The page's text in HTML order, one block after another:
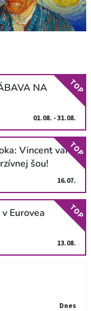
NA
01.08. - 31.08.
TOP
Vincent van
šou!
16.07.
TOP
v Eurovea
13.08.
TOP
Dnes